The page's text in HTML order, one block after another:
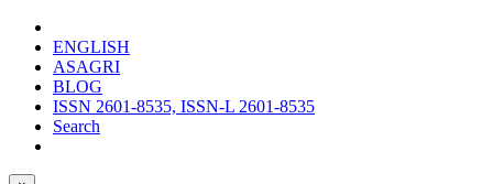
ENGLISH
ASAGRI
BLOG
ISSN 2601-8535, ISSN-L 2601-8535
Search